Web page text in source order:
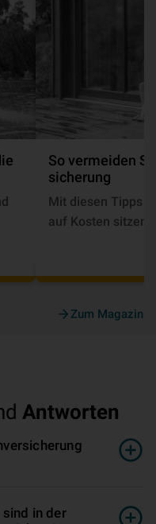
So vermeiden
si­che­rung
Mit diesen Tipps
auf Kosten sitzen.
Zum Magazin
Antworten
sind in der